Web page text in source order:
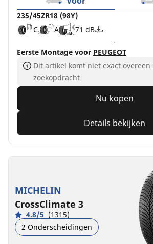
235/45ZR18 (98Y)
C
A 71 dB
Eerste Montage voor PEUGEOT
Dit artikel komt niet exact overeen
zoekopdracht
Nu kopen
Details bekijken
MICHELIN
CrossClimate 3
4.8/5 (1315)
2 Onderscheidingen